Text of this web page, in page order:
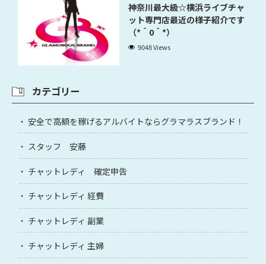
神奈川最大級☆横浜ライブチャ
ット専門店最近の様子紹介です
（*＾0＾*）
9048 Views
カテゴリー
安全で高額を稼げるアルバイトならグラマラスブランド！
スタッフ 安藤
チャットレディ 確定申告
チャットレディ 経費
チャットレディ 副業
チャットレディ 主婦